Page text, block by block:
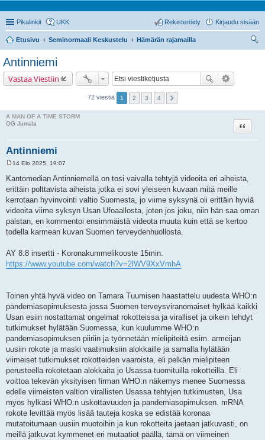
Pikalinkit UKK Kirjaudu sisään
Rekisteröidy
Etusivu Seminormaali Keskustelu
Hämärän rajamailla
Antinniemi
Vastaa Viestiin
72 viestiä 1 2 3 4
A MAN OF A TIME STORM
OG Jumala
Antinniemi
Lainaa
e
s
i
14 Elo 2025, 19:07
Kantomedian Antinniemellä on tosi vaivalla tehtyjä videoita eri aiheista,
erittäin polttavista aiheista jotka ei sovi yleiseen kuvaan mitä meille
kerrotaan hyvinvointi valtio Suomesta, jo viime syksynä oli erittäin hyviä
videoita viime syksyn Usan Ufoaallosta, joten jos joku, niin hän saa oman
palstan, en kommentoi ensimmäistä videota muuta kuin että se kertoo
todella karmean kuvan Suomen terveydenhuollosta.
AY 8.8 insertti - Koronakummelikooste 15min.
https://www.youtube.com/watch?v=2lWV9XxVmhA
Toinen yhtä hyvä video on Tamara Tuumisen haastattelu uudesta WHO:n
pandemiasopimuksesta jossa Suomen terveysviranomaiset hylkää kaikki
Usan esiin nostattamat ongelmat rokotteissa ja viralliset ja oikein tehdyt
tutkimukset hylätään Suomessa, kun kuulumme WHO:n
pandemiasopimuksen piiriin ja työnnetään mielipiteitä esim. armeijan
uusiin rokote ja maski vaatimuksiin alokkaille ja samalla hylätään
viimeiset tutkimukset rokotteiden vaaroista, eli pelkän mielipiteen
perusteella rokotetaan alokkaita jo Usassa tuomituilla rokotteilla. Eli
voittoa tekevän yksityisen firman WHO:n näkemys menee Suomessa
edelle viimeisten valtion virallisten Usassa tehtyjen tutkimusten, Usa
myös hylkäsi WHO:n uskottavuuden ja pandemiasopimuksen. mRNA
rokote levittää myös lisää tauteja koska se edistää koronaa
mutatoitumaan uusiin muotoihin ja kun rokotteita jaetaan jatkuvasti, on
meillä jatkuvat kymmenet eri mutaatiot päällä, tämä on viimeinen